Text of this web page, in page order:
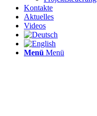
Kontakte
Aktuelles
Videos
Menü Menü